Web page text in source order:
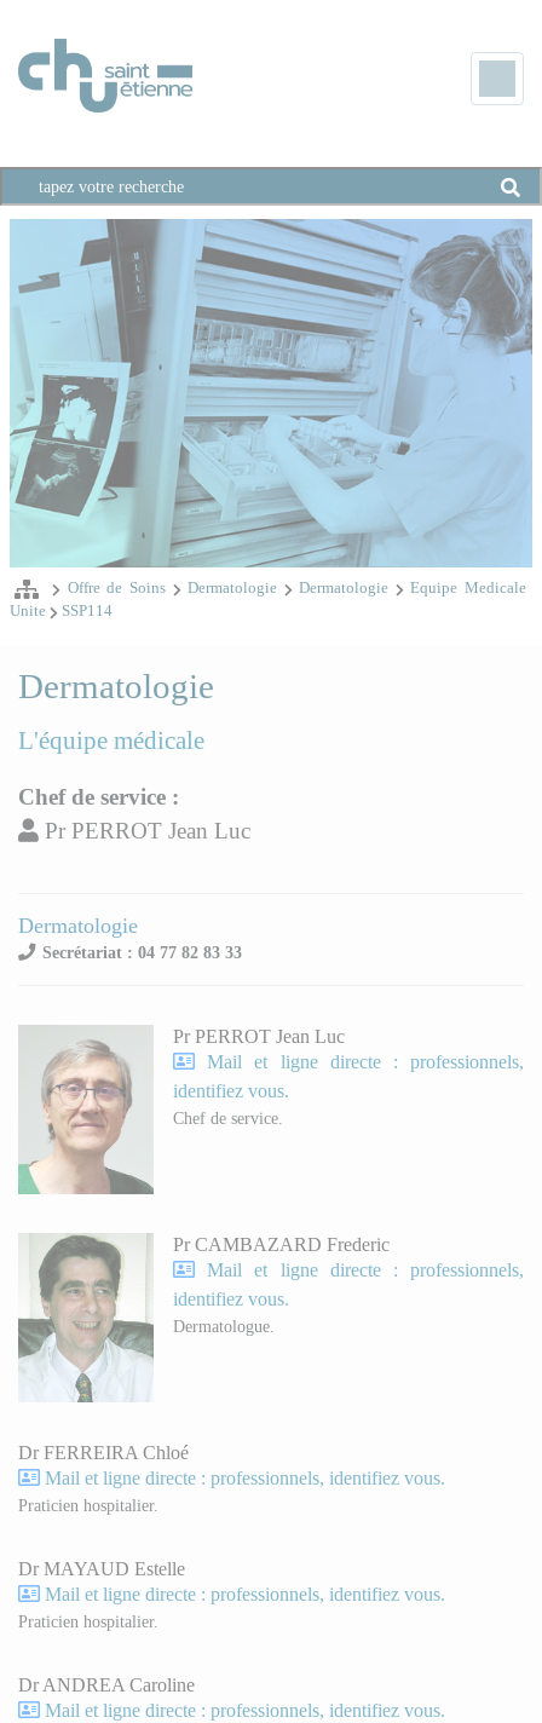
Offre de Soins Dermatologie Dermatologie
Equipe Medicale
Unite
SSP114
Dermatologie
L'équipe médicale
Chef de service :
Pr PERROT Jean Luc
Dermatologie
Secrétariat : 04 77 82 83 33
Pr PERROT Jean Luc
Mail et ligne directe : professionnels,
identifiez vous.
Chef de service.
Pr CAMBAZARD Frederic
Mail et ligne directe : professionnels,
identifiez vous.
Dermatologue.
Dr FERREIRA Chloé
Mail et ligne directe : professionnels, identifiez vous.
Praticien hospitalier.
Dr MAYAUD Estelle
Mail et ligne directe : professionnels, identifiez vous.
Praticien hospitalier.
Dr ANDREA Caroline
Mail et ligne directe : professionnels, identifiez vous.